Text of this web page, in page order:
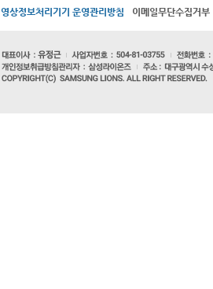
영상정보처리기기 운영관리방침 이메일무단수집거부